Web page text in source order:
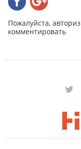
Пожалуйста,
комментировать